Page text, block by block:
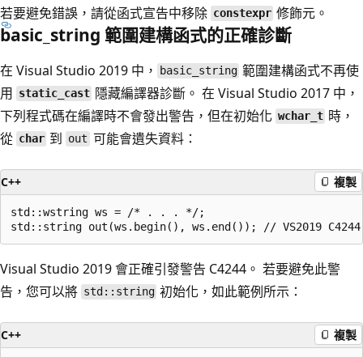
若要避免錯誤，請從函式宣告中移除 constexpr 修飾元。
basic_string 範圍建構函式的正確診斷
在 Visual Studio 2019 中， basic_string 範圍建構函式不再使
用 static_cast 隱藏編譯器診斷。 在 Visual Studio 2017 中，
下列程式碼在編譯時不會發出警告，但在初始化 wchar_t 時，
從 char 到 out 可能會遺失資料：
C++ 複製
std::wstring ws = /* . . . */;
Visual Studio 2019 會正確引發警告 C4244。 若要避免此警
告，您可以將 std::string 初始化，如此範例所示：
C++ 複製